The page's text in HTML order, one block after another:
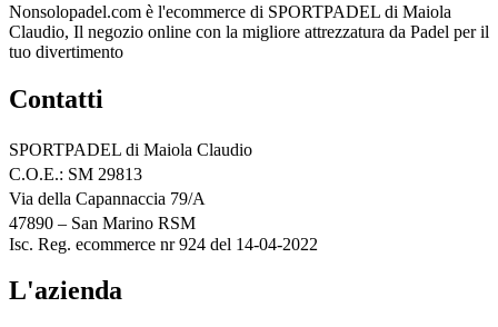
Nonsolopadel.com è l'ecommerce di SPORTPADEL di Maiola
Claudio, Il negozio online con la migliore attrezzatura da Padel per il
tuo divertimento
Contatti
SPORTPADEL di Maiola Claudio
C.O.E.: SM 29813
Via della Capannaccia 79/A
47890 – San Marino RSM
Isc. Reg. ecommerce nr 924 del 14-04-2022
L'azienda